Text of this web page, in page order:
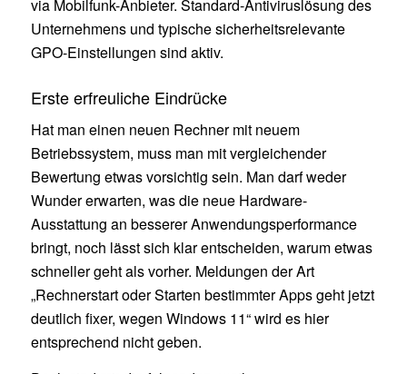
via Mobilfunk-Anbieter. Standard-Antiviruslösung des
Unternehmens und typische sicherheitsrelevante
GPO-Einstellungen sind aktiv.
Erste erfreuliche Eindrücke
Hat man einen neuen Rechner mit neuem
Betriebssystem, muss man mit vergleichender
Bewertung etwas vorsichtig sein. Man darf weder
Wunder erwarten, was die neue Hardware-
Ausstattung an besserer Anwendungsperformance
bringt, noch lässt sich klar entscheiden, warum etwas
schneller geht als vorher. Meldungen der Art
„Rechnerstart oder Starten bestimmter Apps geht jetzt
deutlich fixer, wegen Windows 11“ wird es hier
entsprechend nicht geben.